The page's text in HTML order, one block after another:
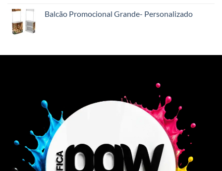
Balcão Promocional Grande- Personalizado